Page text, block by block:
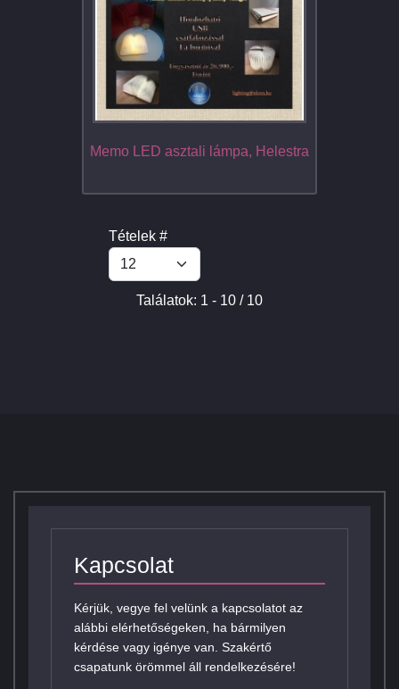
Memo LED asztali lámpa, Helestra
Tételek #
Találatok: 1 - 10 / 10
Kapcsolat
Kérjük, vegye fel velünk a kapcsolatot az
alábbi elérhetőségeken, ha bármilyen
kérdése vagy igénye van. Szakértő
csapatunk örömmel áll rendelkezésére!